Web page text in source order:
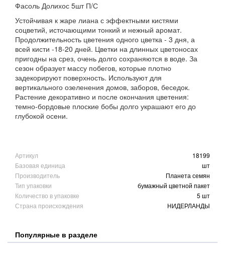
Фасоль Долихос 5шт П/С
Устойчивая к жаре лиана с эффектными кистями
соцветий, источающими тонкий и нежный аромат.
Продолжительность цветения одного цветка - 3 дня, а
всей кисти -18-20 дней. Цветки на длинных цветоносах
пригодны на срез, очень долго сохраняются в воде. За
сезон образует массу побегов, которые плотно
задекорируют поверхность. Используют для
вертикального озеленения домов, заборов, беседок.
Растение декоративно и после окончания цветения:
темно-бордовые плоские бобы долго украшают его до
глубокой осени.
Артикул
18199
Базовая единица
шт
Производитель
Планета семян
Тип упаковки
бумажный цветной пакет
Количество в упаковке
5 шт
Страна происхождения
НИДЕРЛАНДЫ
Популярные в разделе